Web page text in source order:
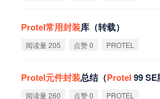
Protel常用封装库（转载）
阅读量 205 点赞 0 PROTEL
Protel元件封装总结（Protel 99 SE
阅读量 260 点赞 0 PROTEL